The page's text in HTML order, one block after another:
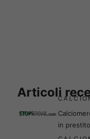
Articoli
in